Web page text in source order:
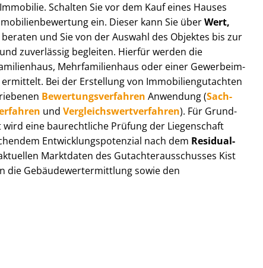
Schalten Sie vor dem Kauf eines Hauses
ein. Dieser kann Sie überWert,
beraten und Sie von der Auswahl des Objektes bis zur
zuverlässig begleiten. Hierfür werden die
Mehr­fa­mi­li­en­haus oder einer Ge­wer­be­im­
Bei der Erstellung von Im­mo­bi­li­en­gut­ach­ten
Be­wer­tungs­ver­fah­ren Anwendung (Sach­
und Ver­gleichs­wert­ver­fah­ren). Für Grund­
eine baurechtliche Prüfung der Liegenschaft
Ent­wick­lungs­po­ten­zi­al nach dem Re­si­du­al­
Marktdaten des Gut­ach­ter­aus­schus­ses Kist
die Ge­bäu­de­wert­ermitt­lung sowie den